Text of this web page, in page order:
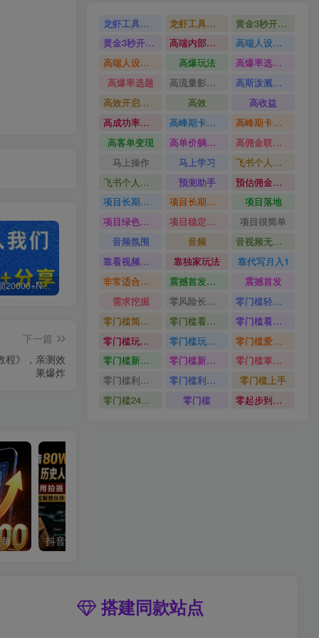
白菜价解锁20000+N个赚钱机会，加入轻创终点站会员，全站资源免费学习。 【站长运营资料】无水印课程资源
下一篇
程》，亲测效
果爆炸
单身小众交友赛道，一个人每天轻松到手1000+，落地快、见效稳【揭秘】
龙虾工具完整部署教学图文视频理财多赛道AI变现 龙虾工具完整部署教学
黄金3秒开头与标题海报玩法六大运营硬核技能高效变现
黄金3秒开头与标题海报玩法
高端内部魔灵召唤挂G打金
高端人设搭建积累客户信任图文剪辑谈单转化实操教学
高端人设搭建积累客户信任
高爆玩法
高爆率选题方法
高爆率选题
高流量影视片
高斯泼溅与游戏化交互课程
高效开启跨境賺钱新通道
高效
高收益
高成功率爆款全流程打法
高峰期卡顿利润被抽干私域直播核心痛点解析
高峰期卡顿利润被抽干
高客单变现
高单价躺賺玩法
高佣金联盟课
马上操作
马上学习
飞书个人版100G注册教程无需额外扩容
飞书个人版100G注册教程
预测助手
预估佣金有2200
项目长期稳定宝妈上班族既能兼职增收
项目长期稳定
项目落地
项目绿色长久
项目稳定落地两年以上
项目很简单
音频氛围
音频
音视频无损切割剪辑神器
靠看视频就能在YouTube上賺到钱
靠独家玩法
靠代写月入1
非常适合小白快速上手
震撼首发小白利用电脑做游戏搬砖
震撼首发
需求挖掘
零风险长期做
零门槛轻资产创业
零门槛简单易上手
零门槛看完就能上手只需一部手机轻松日收30
零门槛看完就能上手
零门槛玩转伙伴计划与精选独家单日稳定收益1k
零门槛玩转伙伴计划与精选独家
零门槛爱奇艺变现冷门赛道
零门槛新手快速入门闲鱼电商日赚百元新手必看教程
零门槛新手快速入门闲鱼电商日赚百元
零门槛掌握汽车赛道变现玩法
零门槛利用AI只需几分钟轻松做出带货短视频
零门槛利用AI
零门槛上手
零门槛24小时无人值守被动创收项目
零门槛 零起步到独立实操
搭建同款站点